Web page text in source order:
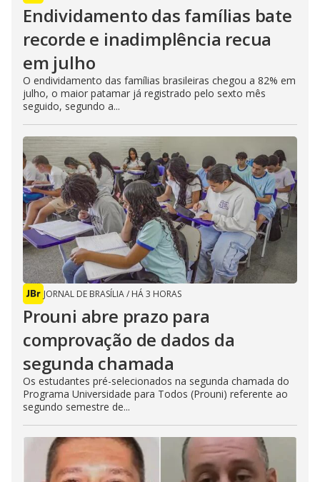
Endividamento das famílias bate
recorde e inadimplência recua
em julho
O endividamento das famílias brasileiras chegou a 82% em
julho, o maior patamar já registrado pelo sexto mês
seguido, segundo a...
JORNAL DE BRASÍLIA/ HÁ 3 HORAS
Prouni abre prazo para
comprovação de dados da
segunda chamada
Os estudantes pré-selecionados na segunda chamada do
Programa Universidade para Todos (Prouni) referente ao
segundo semestre de...